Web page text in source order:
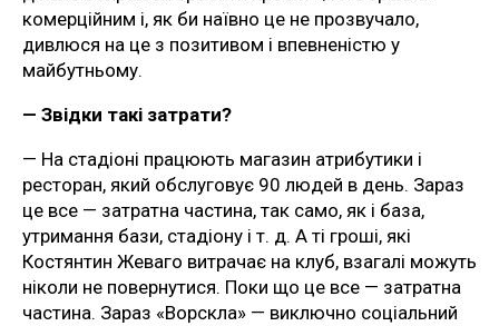
комерційним і, як би наївно це не прозвучало,
дивлюся на це з позитивом і впевненістю у
майбутньому.
— Звідки такі затрати?
— На стадіоні працюють магазин атрибутики і
ресторан, який обслуговує 90 людей в день. Зараз
це все — затратна частина, так само, як і база,
утримання бази, стадіону і т. д. А ті гроші, які
Костянтин Жеваго витрачає на клуб, взагалі можуть
ніколи не повернутися. Поки що це все — затратна
частина. Зараз «Ворскла» — виключно соціальний